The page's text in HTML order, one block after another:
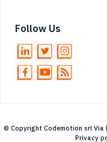
Follow Us
© Copyright Codemotion srl Via
Privacy